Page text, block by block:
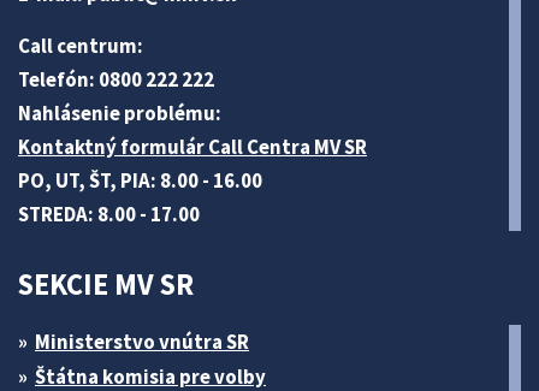
Call centrum:
Telefón: 0800 222 222
Nahlásenie problému:
Kontaktný formulár Call Centra MV SR
PO, UT, ŠT, PIA: 8.00 - 16.00
STREDA: 8.00 - 17.00
SEKCIE MV SR
Ministerstvo vnútra SR
Štátna komisia pre volby